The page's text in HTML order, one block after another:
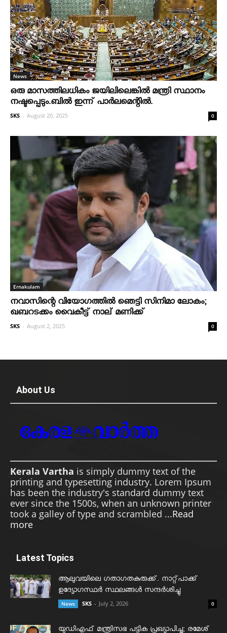
News
ഒരു മാസത്തിലധികം ജയിലിലെങ്കില്‍ മന്ത്രി സ്ഥാനം
നഷ്ടപ്പെടും.ബില്‍ ഇന്ന് പാര്‍ലമെന്റില്‍.
SKS - August 20, 2025 0
Ernakulam
നവാസിന്റെ വിയോഗത്തില്‍ ഞെട്ടി സിനിമാ ലോകം;
ഖബറടക്കം വൈകീട്ട് നാല് മണിക്ക്
SKS - August 2, 2025 0
About Us
Kerala Vartha is simply dummy text of the
printing and typesetting industry. Lorem Ipsum
has been the industry's standard dummy text
ever since the 1500s, when an unknown printer
took a galley of type and scrambled ...Read
more
Latest Topics
ആലുവയിലെ ഗതാഗതകുരുക്ക്. നാറ്റ്പാക്ക്
ഉദ്യോഗസ്ഥർ സ്ഥലങ്ങൾ സന്ദർശിച്ചു
News SKS - July 2, 2026 0
യുഡിഎഫ് മന്ത്രിസഭ പട്ടിക പ്രഖ്യാപിച്ചു; രമേശ്